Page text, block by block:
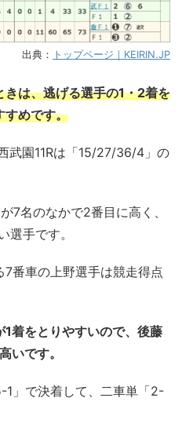
出典： トップページ｜KEIRIN.JP
は、逃げる選手の1・2着を
すめです。
武園11Rは「15/27/36/4」の
7名のなかで2番目に高く、
選手です。
番車の上野選手は競走得点
着をとりやすいので、後藤
いです。
」で決着して、二車単「2-